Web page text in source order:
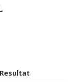
Resultat